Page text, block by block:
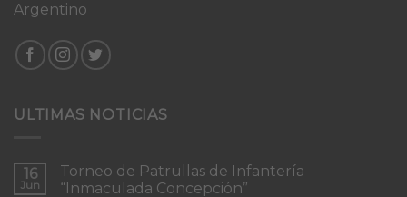
Argentino
ULTIMAS NOTICIAS
16
Jun
Torneo de Patrullas de Infantería
“Inmaculada Concepción”